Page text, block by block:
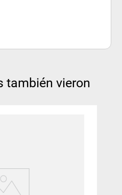
también vieron